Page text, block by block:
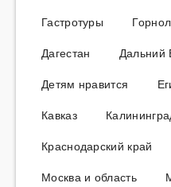
Гастротуры
Дагестан
Дальний
Детям нравится
Кавказ
Краснодарский край
Москва и область